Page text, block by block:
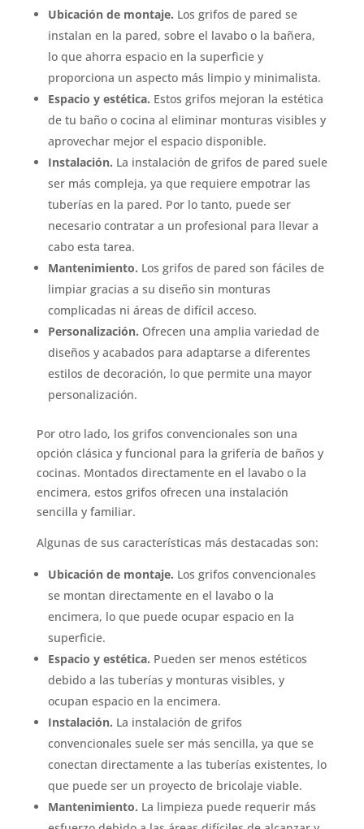
Ubicación de montaje. Los grifos de pared se
instalan en la pared, sobre el lavabo o la bañera,
lo que ahorra espacio en la superficie y
proporciona un aspecto más limpio y minimalista.
Espacio y estética. Estos grifos mejoran la estética
de tu baño o cocina al eliminar monturas visibles y
aprovechar mejor el espacio disponible.
Instalación. La instalación de grifos de pared suele
ser más compleja, ya que requiere empotrar las
tuberías en la pared. Por lo tanto, puede ser
necesario contratar a un profesional para llevar a
cabo esta tarea.
Mantenimiento. Los grifos de pared son fáciles de
limpiar gracias a su diseño sin monturas
complicadas ni áreas de difícil acceso.
Personalización. Ofrecen una amplia variedad de
diseños y acabados para adaptarse a diferentes
estilos de decoración, lo que permite una mayor
personalización.
Por otro lado, los grifos convencionales son una
opción clásica y funcional para la grifería de baños y
cocinas. Montados directamente en el lavabo o la
encimera, estos grifos ofrecen una instalación
sencilla y familiar.
Algunas de sus características más destacadas son:
Ubicación de montaje. Los grifos convencionales
se montan directamente en el lavabo o la
encimera, lo que puede ocupar espacio en la
superficie.
Espacio y estética. Pueden ser menos estéticos
debido a las tuberías y monturas visibles, y
ocupan espacio en la encimera.
Instalación. La instalación de grifos
convencionales suele ser más sencilla, ya que se
conectan directamente a las tuberías existentes, lo
que puede ser un proyecto de bricolaje viable.
Mantenimiento. La limpieza puede requerir más